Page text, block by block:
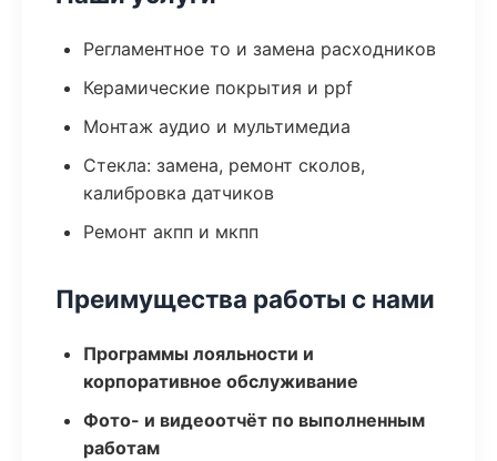
Регламентное то и замена расходников
Керамические покрытия и ppf
Монтаж аудио и мультимедиа
Стекла: замена, ремонт сколов,
калибровка датчиков
Ремонт акпп и мкпп
Преимущества работы с нами
Программы лояльности и
корпоративное обслуживание
Фото- и видеоотчёт по выполненным
работам